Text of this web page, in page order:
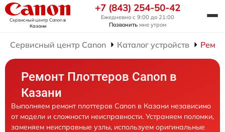
Сервисный центр Canonв
Казани
+7 (843) 254-50-42
Ежедневно с 9:00 до 21:00
Позвонить мне утром
Сервисный центр Canon Каталог устройств
Ремонт Плоттеров Canon в
Казани
Выполняем ремонт плоттеров Canon в Казани независимо
от модели и сложности неисправности. Устраняем поломки,
заменяем неисправные узлы, используем оригинальные